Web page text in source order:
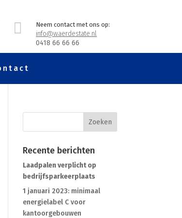
 Neem contact met ons op:
info@waerdestate.nl
0418 66 66 66
Recente berichten
Laadpalen verplicht op
bedrijfsparkeerplaats
1 januari 2023: minimaal
energielabel C voor
kantoorgebouwen